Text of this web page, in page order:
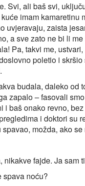
Svi, ali baš svi,
imam
uvjeravaju, zaista
a sve zato ne bi li
Pa, takvi me,
poletio i
budala, daleko od
zapalo – fasovali
i baš onako revno,
i doktori su
možda, ako
nikakve fajde. Ja sam
spava noću?